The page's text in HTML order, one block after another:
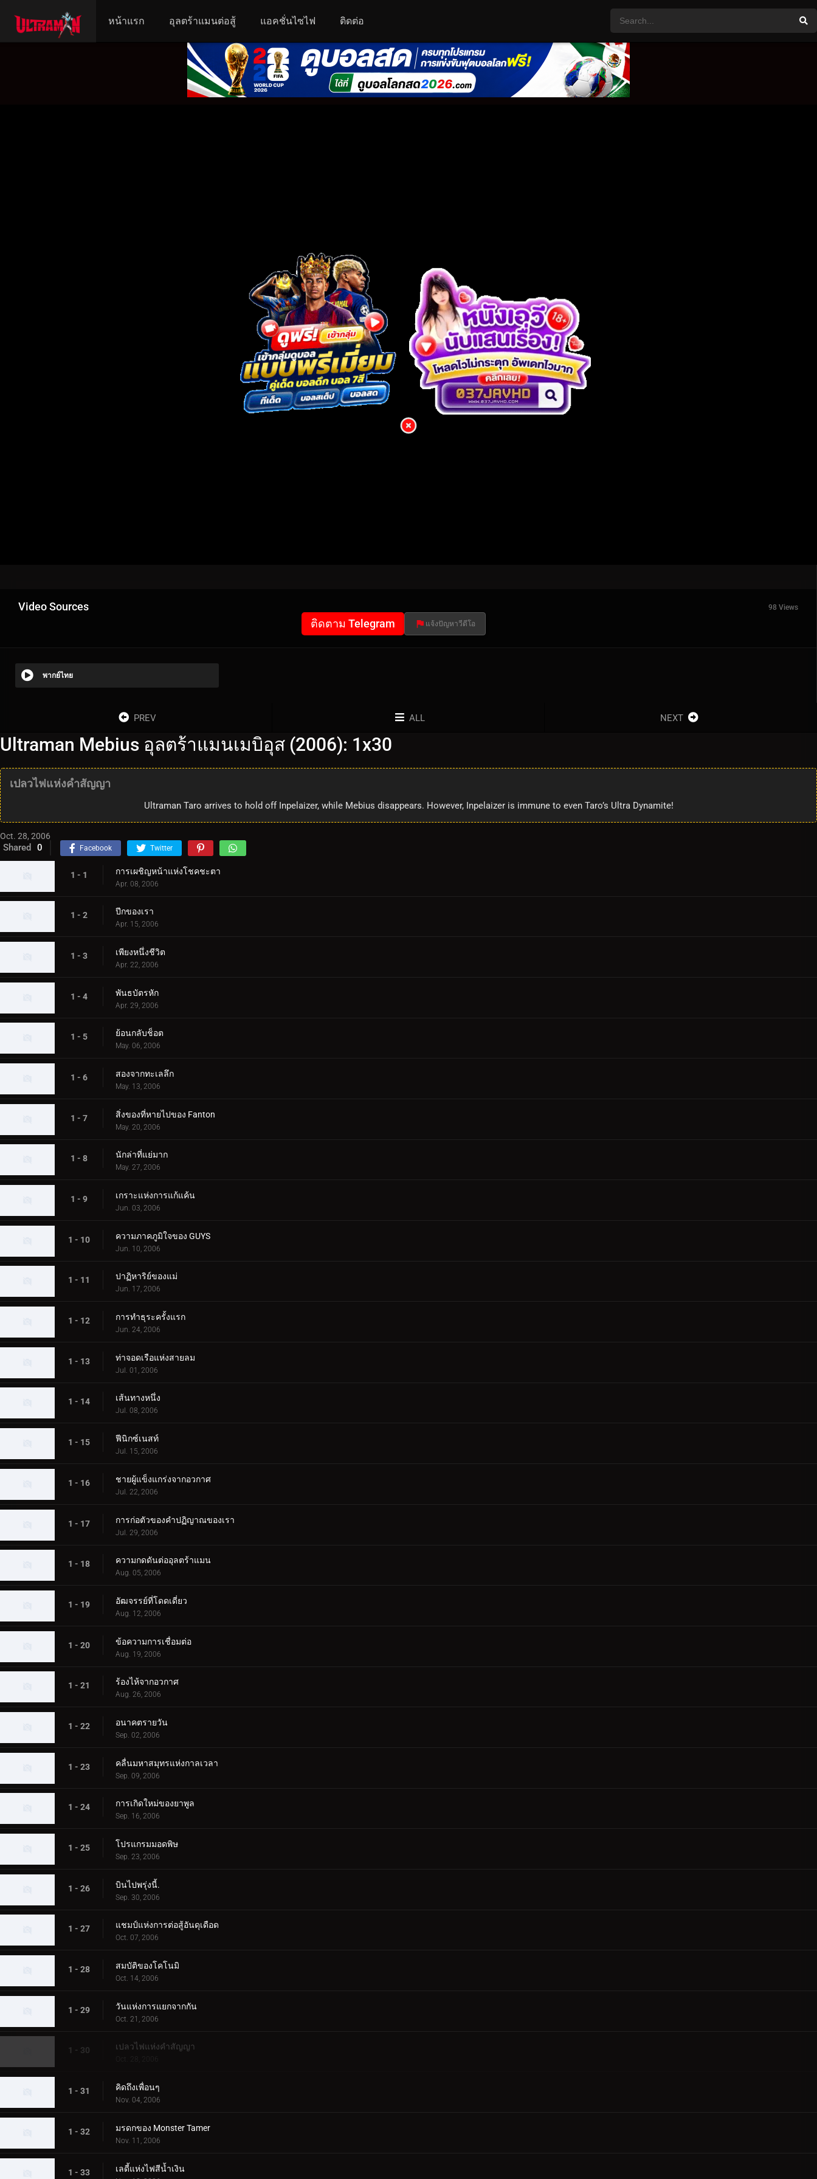
หน้าแรก อุลตร้าแมนต่อสู้ แอคชั่นไซไฟ ติดต่อ
Video Sources 98 Views
ติดตาม Telegram แจ้งปัญหาวีดีโอ
พากย์ไทย
PREV ALL NEXT
Ultraman Mebius อุลตร้าแมนเมบิอุส (2006): 1x30
เปลวไฟแห่งคำสัญญา
Ultraman Taro arrives to hold off Inpelaizer, while Mebius disappears. However, Inpelaizer is immune to even Taro’s Ultra Dynamite!
Oct. 28, 2006
Shared 0 Facebook Twitter
1 - 1 การเผชิญหน้าแห่งโชคชะตา
Apr. 08, 2006
1 - 2 ปีกของเรา
Apr. 15, 2006
1 - 3 เพียงหนึ่งชีวิต
Apr. 22, 2006
1 - 4 พันธบัตรหัก
Apr. 29, 2006
1 - 5 ย้อนกลับช็อต
May. 06, 2006
1 - 6 สองจากทะเลลึก
May. 13, 2006
1 - 7 สิ่งของที่หายไปของ Fanton
May. 20, 2006
1 - 8 นักล่าที่แย่มาก
May. 27, 2006
1 - 9 เกราะแห่งการแก้แค้น
Jun. 03, 2006
1 - 10 ความภาคภูมิใจของ GUYS
Jun. 10, 2006
1 - 11 ปาฏิหาริย์ของแม่
Jun. 17, 2006
1 - 12 การทำธุระครั้งแรก
Jun. 24, 2006
1 - 13 ท่าจอดเรือแห่งสายลม
Jul. 01, 2006
1 - 14 เส้นทางหนึ่ง
Jul. 08, 2006
1 - 15 ฟีนิกซ์เนสท์
Jul. 15, 2006
1 - 16 ชายผู้แข็งแกร่งจากอวกาศ
Jul. 22, 2006
1 - 17 การก่อตัวของคำปฏิญาณของเรา
Jul. 29, 2006
1 - 18 ความกดดันต่ออุลตร้าแมน
Aug. 05, 2006
1 - 19 อัฒจรรย์ที่โดดเดี่ยว
Aug. 12, 2006
1 - 20 ข้อความการเชื่อมต่อ
Aug. 19, 2006
1 - 21 ร้องไห้จากอวกาศ
Aug. 26, 2006
1 - 22 อนาคตรายวัน
Sep. 02, 2006
1 - 23 คลื่นมหาสมุทรแห่งกาลเวลา
Sep. 09, 2006
1 - 24 การเกิดใหม่ของยาพูล
Sep. 16, 2006
1 - 25 โปรแกรมมอดพิษ
Sep. 23, 2006
1 - 26 บินไปพรุ่งนี้.
Sep. 30, 2006
1 - 27 แชมป์แห่งการต่อสู้อันดุเดือด
Oct. 07, 2006
1 - 28 สมบัติของโคโนมิ
Oct. 14, 2006
1 - 29 วันแห่งการแยกจากกัน
Oct. 21, 2006
1 - 30 เปลวไฟแห่งคำสัญญา
Oct. 28, 2006
1 - 31 คิดถึงเพื่อนๆ
Nov. 04, 2006
1 - 32 มรดกของ Monster Tamer
Nov. 11, 2006
1 - 33 เลดี้แห่งไฟสีน้ำเงิน